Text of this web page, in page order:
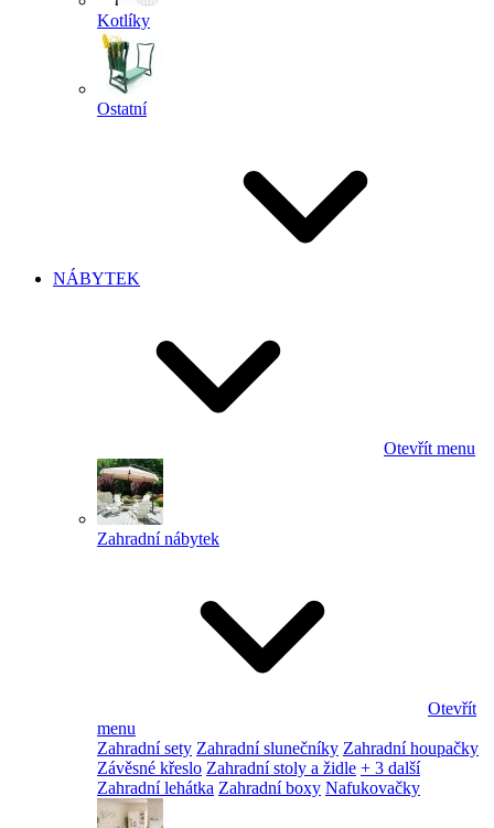
Kotlíky
Ostatní
NÁBYTEK
Otevřít menu
Zahradní nábytek
Otevřít
menu
Zahradní sety Zahradní slunečníky Zahradní houpačky
Závěsné křeslo Zahradní stoly a židle + 3 další
Zahradní lehátka Zahradní boxy Nafukovačky